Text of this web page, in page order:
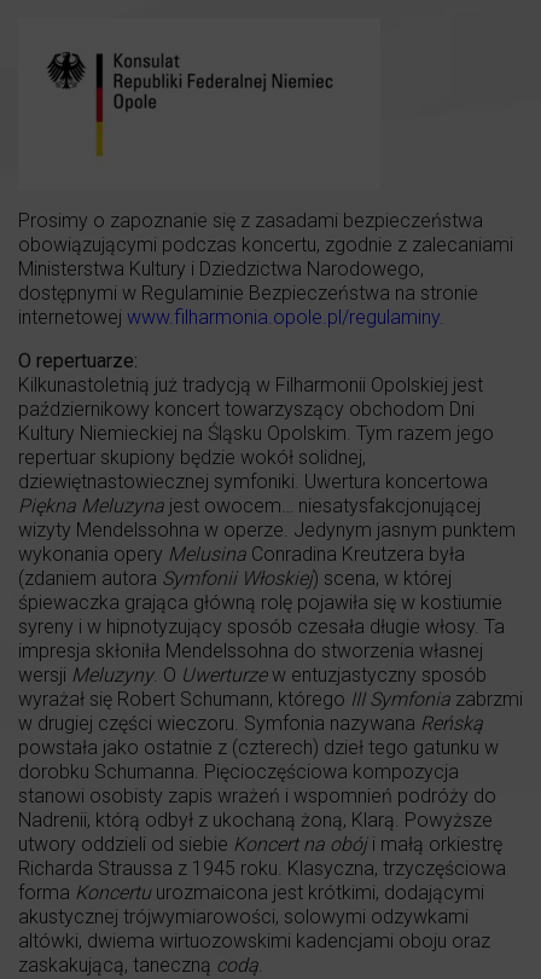
Prosimy o zapoznanie się z zasadami bezpieczeństwa
obowiązującymi podczas koncertu, zgodnie z zalecaniami
Ministerstwa Kultury i Dziedzictwa Narodowego,
dostępnymi w Regulaminie Bezpieczeństwa na stronie
internetowej www.filharmonia.opole.pl/regulaminy.
O repertuarze:
Kilkunastoletnią już tradycją w Filharmonii Opolskiej jest
październikowy koncert towarzyszący obchodom Dni
Kultury Niemieckiej na Śląsku Opolskim. Tym razem jego
repertuar skupiony będzie wokół solidnej,
dziewiętnastowiecznej symfoniki. Uwertura koncertowa
Piękna Meluzyna jest owocem… niesatysfakcjonującej
wizyty Mendelssohna w operze. Jedynym jasnym punktem
wykonania opery Melusina Conradina Kreutzera była
(zdaniem autora Symfonii Włoskiej) scena, w której
śpiewaczka grająca główną rolę pojawiła się w kostiumie
syreny i w hipnotyzujący sposób czesała długie włosy. Ta
impresja skłoniła Mendelssohna do stworzenia własnej
wersji Meluzyny. O Uwerturzew entuzjastyczny sposób
wyrażał się Robert Schumann, którego III Symfonia zabrzmi
w drugiej części wieczoru. Symfonia nazywana Reńską
powstała jako ostatnie z (czterech) dzieł tego gatunku w
dorobku Schumanna. Pięcioczęściowa kompozycja
stanowi osobisty zapis wrażeń i wspomnień podróży do
Nadrenii, którą odbył z ukochaną żoną, Klarą. Powyższe
utwory oddzieli od siebie Koncert na obój i małą orkiestrę
Richarda Straussa z 1945 roku. Klasyczna, trzyczęściowa
forma Koncertuurozmaicona jest krótkimi, dodającymi
akustycznej trójwymiarowości, solowymi odzywkami
altówki, dwiema wirtuozowskimi kadencjami oboju oraz
zaskakującą, taneczną codą.